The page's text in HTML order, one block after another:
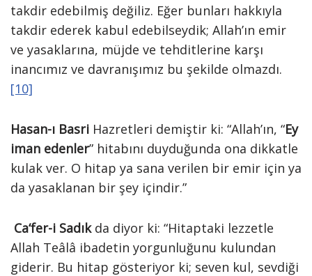
takdir edebilmiş değiliz. Eğer bunları hakkıyla
takdir ederek kabul edebilseydik; Allah’ın emir
ve yasaklarına, müjde ve tehditlerine karşı
inancımız ve davranışımız bu şekilde olmazdı.
[10]
Hasan-ı Basri Hazretleri demiştir ki: “Allah’ın, “Ey
iman edenler” hitabını duyduğunda ona dikkatle
kulak ver. O hitap ya sana verilen bir emir için ya
da yasaklanan bir şey içindir.”
Ca‘fer-i Sadıkda diyor ki: “Hitaptaki lezzetle
Allah Teâlâ ibadetin yorgunluğunu kulundan
giderir. Bu hitap gösteriyor ki; seven kul, sevdiği